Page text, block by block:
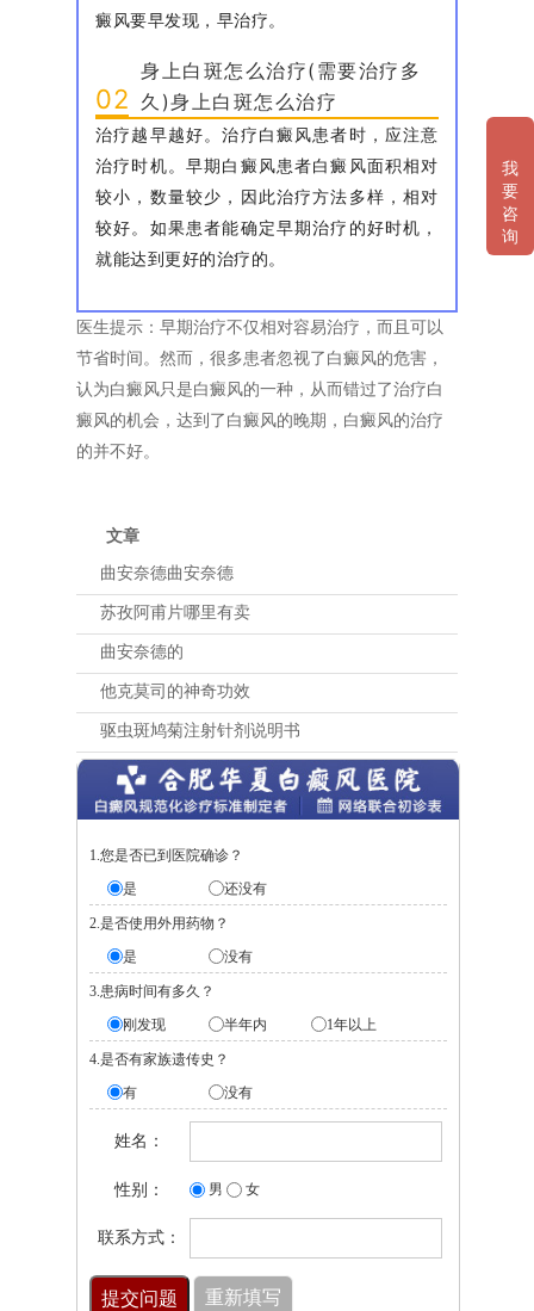
癜风要早发现，早治疗。
02
身上白斑怎么治疗(需要治疗多
久)身上白斑怎么治疗
治疗越早越好。治疗白癜风患者时，应注意
治疗时机。早期白癜风患者白癜风面积相对
较小，数量较少，因此治疗方法多样，相对
较好。如果患者能确定早期治疗的好时机，
就能达到更好的治疗的。
医生提示：早期治疗不仅相对容易治疗，而且可以
节省时间。然而，很多患者忽视了白癜风的危害，
认为白癜风只是白癜风的一种，从而错过了治疗白
癜风的机会，达到了白癜风的晚期，白癜风的治疗
的并不好。
文章
曲安奈德曲安奈德
苏孜阿甫片哪里有卖
曲安奈德的
他克莫司的神奇功效
驱虫斑鸠菊注射针剂说明书
1.您是否已到医院确诊？
是
还没有
2.是否使用外用药物？
是
没有
3.患病时间有多久？
刚发现
半年内 1年以上
4.是否有家族遗传史？
有
没有
姓名：
性别： 男 女
联系方式：
我
要
咨
询